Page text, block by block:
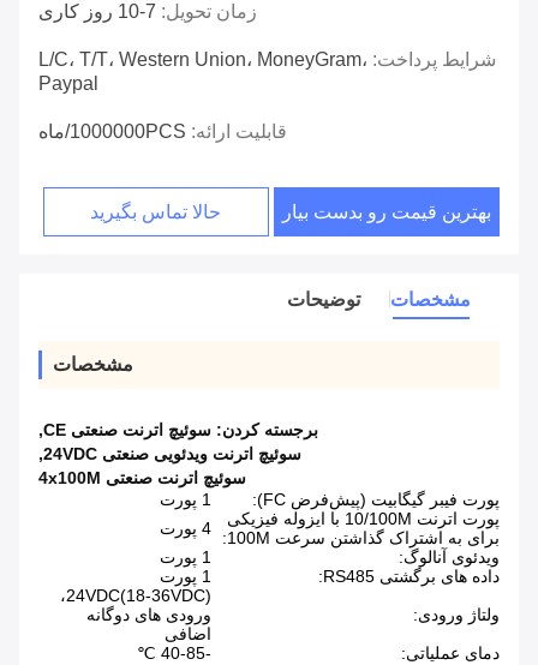
زمان تحویل: 7-10 روز کاری
شرایط پرداخت: L/C، T/T، Western Union، MoneyGram،
Paypal
قابلیت ارائه: 1000000PCS/ماه
بهترین قیمت رو بدست بیار حالا تماس بگیرید
مشخصات توضیحات
مشخصات
برجسته کردن: سوئیچ اترنت صنعتی CE
,
سوئیچ اترنت ویدئویی صنعتی 24VDC
,
سوئیچ اترنت صنعتی 4x100M
پورت فیبر گیگابیت (پیش‌فرض FC):
1 پورت
پورت اترنت 10/100M با ایزوله فیزیکی
برای به اشتراک گذاشتن سرعت 100M:
4 پورت
ویدئوی آنالوگ:
1 پورت
داده های برگشتی RS485:
1 پورت
ولتاژ ورودی:
24VDC(18-36VDC)،
ورودی های دوگانه
اضافی
دمای عملیاتی:
-40-85 ℃